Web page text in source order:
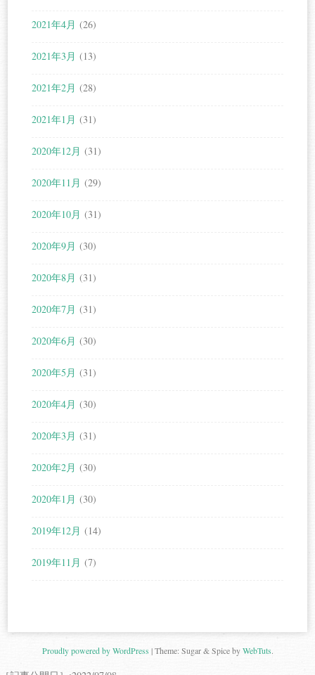
2021年4月 (26)
2021年3月 (13)
2021年2月 (28)
2021年1月 (31)
2020年12月 (31)
2020年11月 (29)
2020年10月 (31)
2020年9月 (30)
2020年8月 (31)
2020年7月 (31)
2020年6月 (30)
2020年5月 (31)
2020年4月 (30)
2020年3月 (31)
2020年2月 (30)
2020年1月 (30)
2019年12月 (14)
2019年11月 (7)
Proudly powered by WordPress |Theme: Sugar & Spice byWebTuts.